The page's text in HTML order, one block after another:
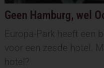
Geen Hamburg, wel
Europa-Park heeft een
voor een zesde hotel.
hotel?